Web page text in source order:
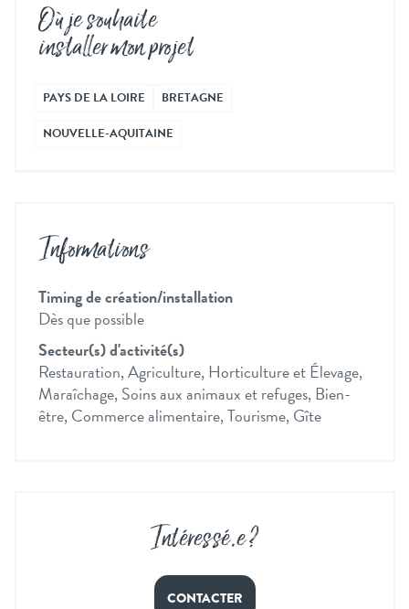
Où je souhaite
installer mon projet
PAYS DE LA LOIRE
BRETAGNE
NOUVELLE-AQUITAINE
Informations
Timing de création/installation
Dès que possible
Secteur(s) d'activité(s)
Restauration, Agriculture, Horticulture et Élevage,
Maraîchage, Soins aux animaux et refuges, Bien-
être, Commerce alimentaire, Tourisme, Gîte
Intéressé.e ?
CONTACTER